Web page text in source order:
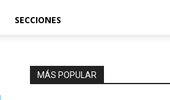
SECCIONES
MÁS POPULAR